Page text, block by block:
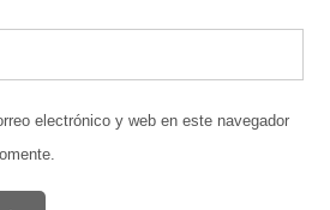
electrónico y web en este navegador